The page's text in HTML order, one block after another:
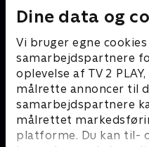
Dine data og
Vi bruger egne
samarbejdspartnere
oplevelse af TV 2
målrette annoncer til
samarbejdspartnere
målrettet
platforme. Du kan til-
Gurli Gris
Børneserier • 4 sæsoner